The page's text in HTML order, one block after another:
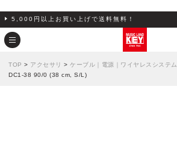
5,000円以上お買い上げで送料無料！
TOP > アクセサリ > ケーブル｜電源｜ワイヤレスシステム
DC1-38 90/0 (38 cm, S/L)